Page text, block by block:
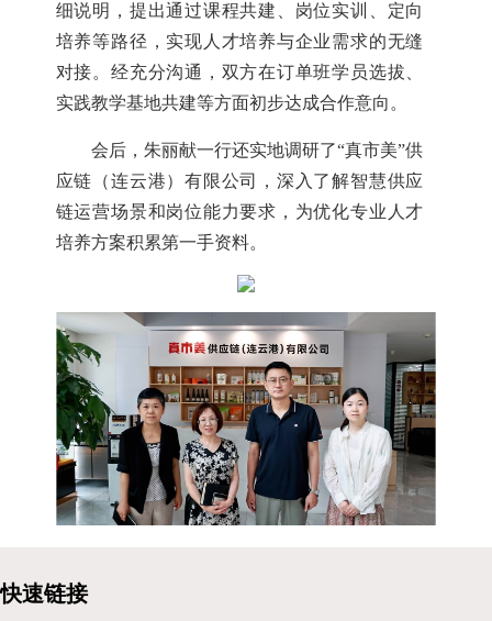
细说明，提出通过课程共建、岗位实训、定向
培养等路径，实现人才培养与企业需求的无缝
对接。 经充分沟通，双方在订单班学员选拔、
实践教学基地共建等方面初步达成合作意向。
会后，朱丽献一行还实地调研了“真市美”供
应链（连云港）有限公司，深入了解智慧供应
链运营场景和岗位能力要求，为优化专业人才
培养方案积累第一手资料。